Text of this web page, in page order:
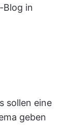
Blog in
sollen eine
geben